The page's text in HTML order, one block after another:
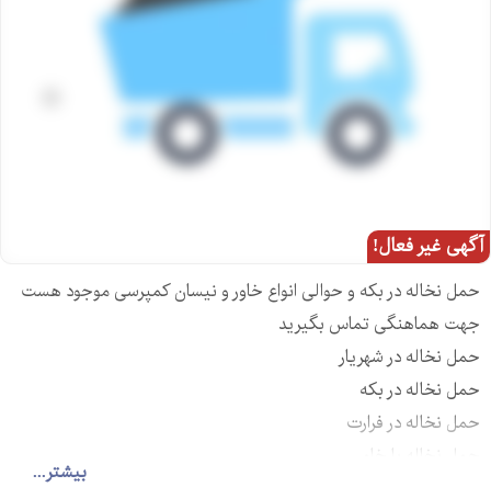
آگهی غیر فعال!
بیشتر...
حمل نخاله در بکه و حوالی انواع خاور و نیسان کمپرسی موجود هست
جهت هماهنگی تماس بگیرید
حمل نخاله در شهریار
حمل نخاله در بکه
حمل نخاله در فرارت